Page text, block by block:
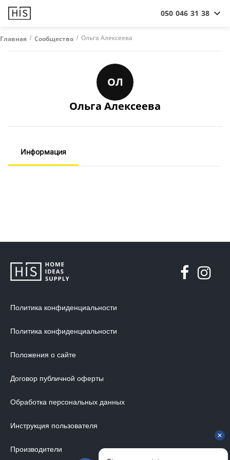
050 046 31 38
Главная / Сообщество / Ольга Алексеева
ОЛ
Ольга Алексеева
Информация
Политика конфиденциальности
Политика конфиденциальности
Положения о сайте
Договор публичной оферты
Обработка персональных данных
Инструкция пользователя
Производители